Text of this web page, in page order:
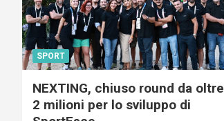
SPORT
NEXTING, chiuso round da oltre
2 milioni per lo sviluppo di